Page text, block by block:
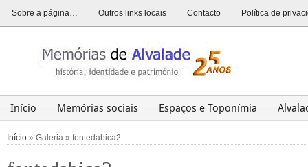
Sobre a página… Outros links locais Contacto Política de
Início Memórias sociais Espaços e Toponímia
Alvalade
Opinião
Início » Galeria » fontedabica2